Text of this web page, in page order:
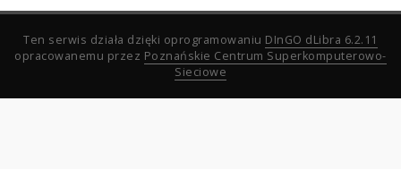
Ten serwis działa dzięki oprogramowaniu DInGO dLibra 6.2.11
opracowanemu przez Poznańskie Centrum Superkomputerowo-
Sieciowe